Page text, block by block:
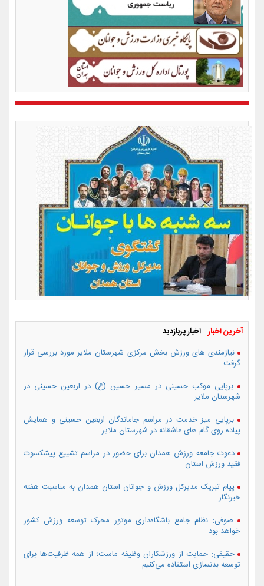
آخرین اخبار اخبار پربازدید
نیازمندی های ورزش بخش مرکزی شهرستان ملایر مورد بررسی قرار
گرفت
برپایی موکب حسینی در مسیر حسین (ع) در اربعین حسینی در
شهرستان ملایر
برپایی میز خدمت در مراسم جاماندگان اربعین حسینی و همایش
پیاده روی گام های عاشقانه در شهرستان ملایر
دعوت جامعه ورزش همدان برای حضور در مراسم تشییع پیشکسوت
فقید ورزش استان
پیام تبریک مدیرکل ورزش و جوانان استان همدان به مناسبت هفته
خبرنگار
صوفی: نظام جامع باشگاه‌داری موتور محرک توسعه ورزش کشور
خواهد بود
حقیقی: حمایت از ورزشکاران وظیفه ماست؛ از همه ظرفیت‌ها برای
توسعه بدنسازی استفاده می‌کنیم